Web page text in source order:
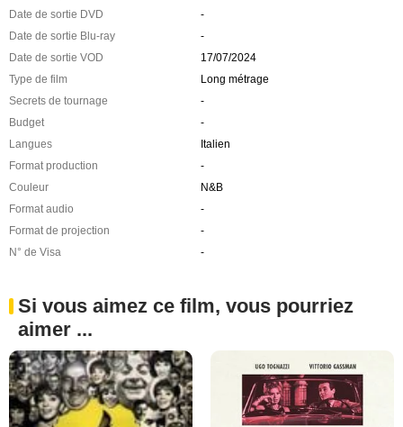
Date de sortie DVD
-
Date de sortie Blu-ray
-
Date de sortie VOD
17/07/2024
Type de film
Long métrage
Secrets de tournage
-
Budget
-
Langues
Italien
Format production
-
Couleur
N&B
Format audio
-
Format de projection
-
N° de Visa
-
Si vous aimez ce film, vous pourriez
aimer ...